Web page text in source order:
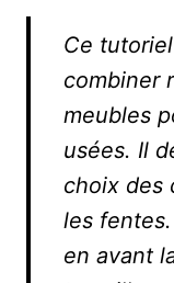
Ce
combiner
meubles
usées. Il
choix des
les
en avant